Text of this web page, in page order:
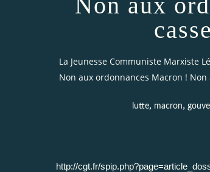
La Jeunesse Communiste Marxiste
Non aux ordonnances Macron !
lutte, macron,
http://cgt.fr/